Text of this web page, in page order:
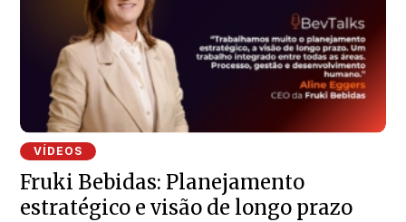
VÍDEOS
Fruki Bebidas: Planejamento
estratégico e visão de longo prazo